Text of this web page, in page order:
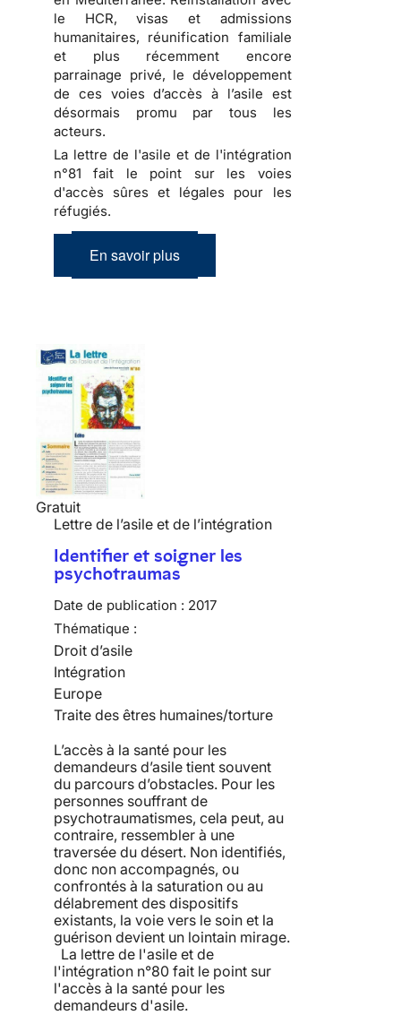
le HCR, visas et admissions
humanitaires, réunification familiale
et plus récemment encore
parrainage privé, le développement
de ces voies d’accès à l’asile est
désormais promu par tous les
acteurs.
La lettre de l'asile et de l'intégration
n°81 fait le point sur les voies
d'accès sûres et légales pour les
réfugiés.
En savoir plus
Gratuit
Lettre de l’asile et de l’intégration
Identifier et soigner les
psychotraumas
Date de publication : 2017
Thématique :
Droit d’asile
Intégration
Europe
Traite des êtres humaines/torture
L’accès à la santé pour les
demandeurs d’asile tient souvent
du parcours d’obstacles. Pour les
personnes souffrant de
psychotraumatismes, cela peut, au
contraire, ressembler à une
traversée du désert. Non identifiés,
donc non accompagnés, ou
confrontés à la saturation ou au
délabrement des dispositifs
existants, la voie vers le soin et la
guérison devient un lointain mirage.
La lettre de l'asile et de
l'intégration n°80 fait le point sur
l'accès à la santé pour les
demandeurs d'asile.